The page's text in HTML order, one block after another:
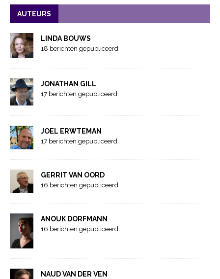
AUTEURS
LINDA BOUWS
18 berichten gepubliceerd
JONATHAN GILL
17 berichten gepubliceerd
JOEL ERWTEMAN
17 berichten gepubliceerd
GERRIT VAN OORD
16 berichten gepubliceerd
ANOUK DORFMANN
16 berichten gepubliceerd
NAUD VAN DER VEN